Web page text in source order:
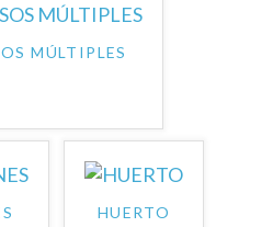
MÚLTIPLES
HUERTO